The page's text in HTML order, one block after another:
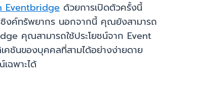
Eventbridge ด้วยการเปิดตัวครั้งนี้
ซิงค์ทรัพยากร นอกจากนี้ คุณยังสามารถ
คุณสามารถใช้ประโยชน์จาก Event
คชันของบุคคลที่สามได้อย่างง่ายดาย
ฉพาะได้